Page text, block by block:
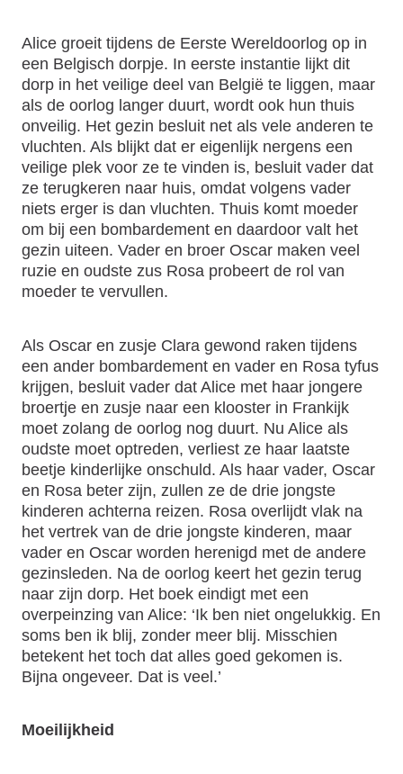
Alice groeit tijdens de Eerste Wereldoorlog op in
een Belgisch dorpje. In eerste instantie lijkt dit
dorp in het veilige deel van België te liggen, maar
als de oorlog langer duurt, wordt ook hun thuis
onveilig. Het gezin besluit net als vele anderen te
vluchten. Als blijkt dat er eigenlijk nergens een
veilige plek voor ze te vinden is, besluit vader dat
ze terugkeren naar huis, omdat volgens vader
niets erger is dan vluchten. Thuis komt moeder
om bij een bombardement en daardoor valt het
gezin uiteen. Vader en broer Oscar maken veel
ruzie en oudste zus Rosa probeert de rol van
moeder te vervullen.
Als Oscar en zusje Clara gewond raken tijdens
een ander bombardement en vader en Rosa tyfus
krijgen, besluit vader dat Alice met haar jongere
broertje en zusje naar een klooster in Frankijk
moet zolang de oorlog nog duurt. Nu Alice als
oudste moet optreden, verliest ze haar laatste
beetje kinderlijke onschuld. Als haar vader, Oscar
en Rosa beter zijn, zullen ze de drie jongste
kinderen achterna reizen. Rosa overlijdt vlak na
het vertrek van de drie jongste kinderen, maar
vader en Oscar worden herenigd met de andere
gezinsleden. Na de oorlog keert het gezin terug
naar zijn dorp. Het boek eindigt met een
overpeinzing van Alice: ‘Ik ben niet ongelukkig. En
soms ben ik blij, zonder meer blij. Misschien
betekent het toch dat alles goed gekomen is.
Bijna ongeveer. Dat is veel.’
Moeilijkheid